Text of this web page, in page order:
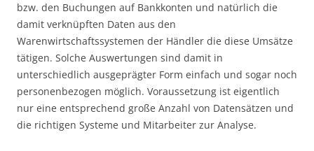
bzw. den Buchungen auf Bankkonten und natürlich die
damit verknüpften Daten aus den
Warenwirtschaftssystemen der Händler die diese Umsätze
tätigen. Solche Auswertungen sind damit in
unterschiedlich ausgeprägter Form einfach und sogar noch
personenbezogen möglich. Voraussetzung ist eigentlich
nur eine entsprechend große Anzahl von Datensätzen und
die richtigen Systeme und Mitarbeiter zur Analyse.